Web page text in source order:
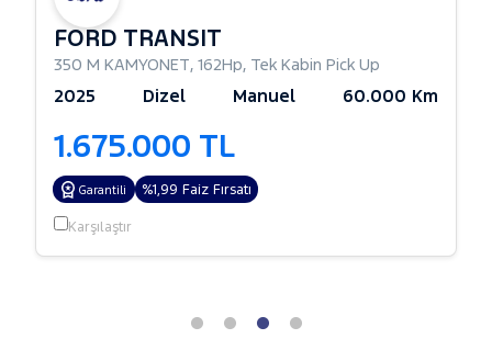
FORD TRANSIT
350 M KAMYONET, 162Hp, Tek Kabin Pick Up
2025 Dizel Manuel 60.000 Km
1.675.000 TL
Garantili %1,99 Faiz Fırsatı
Karşılaştır